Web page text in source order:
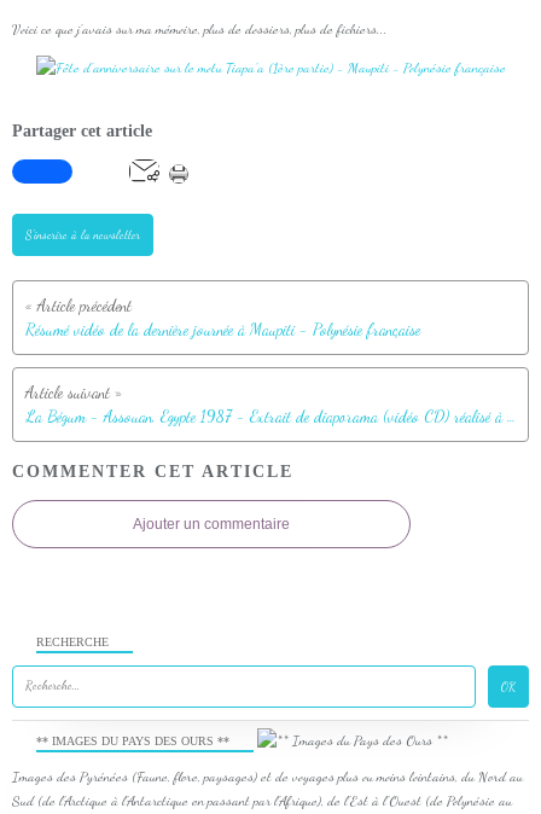
Voici ce que j'avais sur ma mémoire, plus de dossiers, plus de fichiers...
Partager cet article
S'inscrire à la newsletter
Résumé vidéo de la dernière journée à Maupiti - Polynésie française
La Bégum - Assouan, Egypte 1987 - Extrait de diaporama (vidéo CD) réalisé à partir de scan de diapositives
COMMENTER CET ARTICLE
Ajouter un commentaire
RECHERCHE
** IMAGES DU PAYS DES OURS **
Images des Pyrénées (Faune, flore, paysages) et de voyages plus ou moins lointains, du Nord au
Sud (de l'Arctique à l'Antarctique en passant par l'Afrique), de l'Est à l'Ouest (de Polynésie au